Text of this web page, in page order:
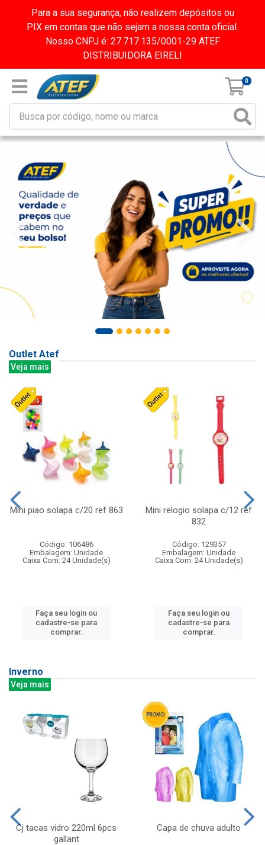
Para a sua segurança, não realizem depósitos ou
PIX em contas que não sejam a nossa conta oficial.
Nosso CNPJ é: 27.717.135/0001-29 ATEF
DISTRIBUIDORA EIRELI
0
Outlet Atef
Veja mais
Mini piao solapa c/20 ref 863
Código: 106486
Embalagem: Unidade
Caixa Com: 24 Unidade(s)
Faça seu login ou
cadastre-se para
comprar.
Mini relogio solapa c/12 ref
832
Código: 129357
Embalagem: Unidade
Caixa Com: 24 Unidade(s)
Faça seu login ou
cadastre-se para
comprar.
Inverno
Veja mais
Cj tacas vidro 220ml 6pcs
gallant
Capa de chuva adulto